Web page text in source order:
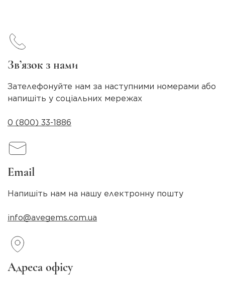
Зв’язок з нами
Зателефонуйте нам за наступними номерами або
напишіть у соціальних мережах
0 (800) 33-1886
Email
Напишіть нам на нашу електронну пошту
info@avegems.com.ua
Адреса офісу